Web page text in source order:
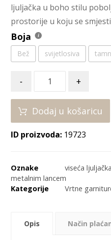
ljuljačka u boho stilu
prostorije u koju se
Boja
Bež svijetlosiva
- +
Dodaj u košaricu
ID proizvoda: 19723
Oznake viseća ljuljačka
metalnim lancem
Kategorije
Vrtne
Opis Način